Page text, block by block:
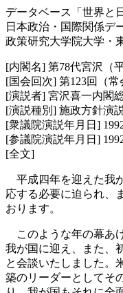
データベース「世界と
日本政治・国際関係デ
政策研究大学院大学・
[内閣名] 第78代宮沢（平
[国会回次] 第123回（常
[演説者] 宮沢喜一内閣
[演説種別] 施政方針演説
[衆議院演説年月日]
[参議院演説年月日]
[全文]
平成四年を迎えた我
応する必要に迫られ、
おります。
このような年の幕あ
我が国に迎え、また、
と会談いたしました。
築のリーダーとしてそ